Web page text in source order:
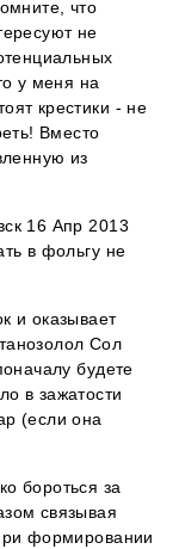
что
не
у меня на
крестики - не
Вместо
из
16 Апр 2013
в фольгу не
и оказывает
Сол
будете
в зажатости
(если она
бороться за
связывая
формировании